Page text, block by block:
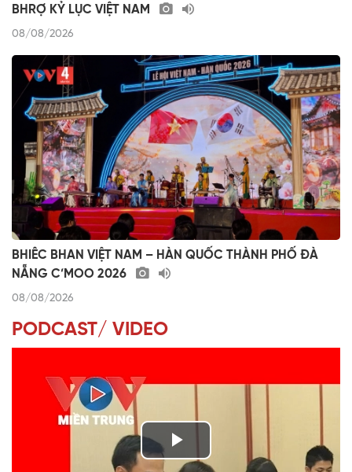
BHRỢ KỶ LỤC VIỆT NAM
08/08/2026
BHIÊC BHAN VIỆT NAM – HÀN QUỐC THÀNH PHỐ ĐÀ
NẴNG C’MOO 2026
08/08/2026
PODCAST/ VIDEO
P